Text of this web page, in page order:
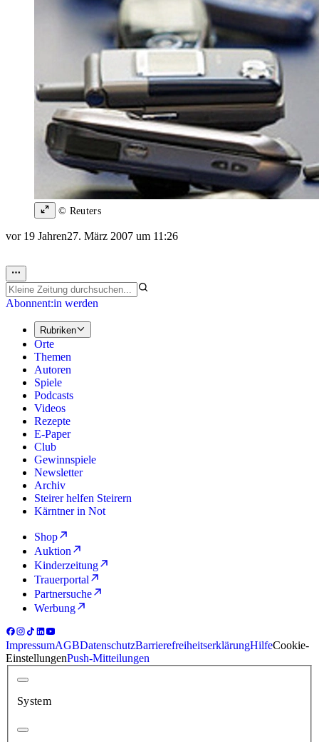
© Reuters
vor 19 Jahren27. März 2007 um 11:26
Abonnent:in werden
Rubriken
Orte
Themen
Autoren
Spiele
Podcasts
Videos
Rezepte
E-Paper
Club
Gewinnspiele
Newsletter
Archiv
Steirer helfen Steirern
Kärntner in Not
Shop
Auktion
Kinderzeitung
Trauerportal
Partnersuche
Werbung
ImpressumAGBDatenschutzBarrierefreiheitserklärungHilfeCookie-
EinstellungenPush-Mitteilungen
System